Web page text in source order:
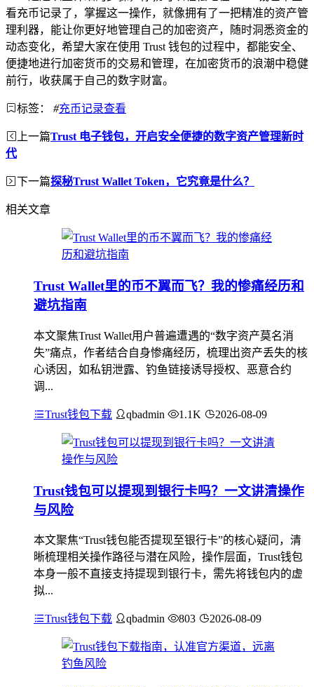
看充币记录了，掌握这一操作，就像拥有了一把精准的资产管
理利器，能让你更好地管理自己的加密资产，随时洞悉资金的
动态变化，希望大家在使用 Trust 钱包的过程中，都能安全、
便捷地进行加密货币的交易和管理，在加密货币的浪潮中稳健
前行，收获属于自己的数字财富。
标签： #充币记录查看
上一篇Trust 电子钱包，开启安全便捷的数字资产管理新时
代
下一篇探秘Trust Wallet Token，它究竟是什么？
相关文章
Trust Wallet里的币不翼而飞？我的惨痛经历和
避坑指南
本文聚焦Trust Wallet用户普遍遭遇的“数字资产莫名消
失”痛点，作者结合自身惨痛经历，梳理出资产丢失的核
心诱因，如私钥泄露、钓鱼链接诱导授权、恶意合约
调...
Trust钱包下载 qbadmin 1.1K 2026-08-09
Trust钱包可以提现到银行卡吗？一文讲清操作
与风险
本文聚焦“Trust钱包能否提现至银行卡”的核心疑问，清
晰梳理相关操作路径与潜在风险，操作层面，Trust钱包
本身一般不直接支持提现到银行卡，需先将钱包内的虚
拟...
Trust钱包下载 qbadmin 803 2026-08-09